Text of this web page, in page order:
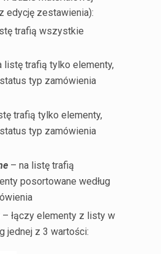
edycję zestawienia):
trafią wszystkie
listę trafią tylko elementy,
typ zamówienia
trafią tylko elementy,
typ zamówienia
– na listę trafią
posortowane według
– łączy elementy z listy w
jednej z 3 wartości: